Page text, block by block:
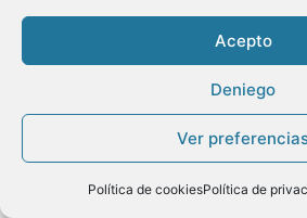
Acepto
Deniego
Ver
Política de cookiesPolítica de